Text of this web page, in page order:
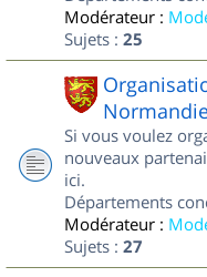
Modérateur :
Sujets : 25
Si vous voulez
nouveaux
ici.
Départements
Modérateur :
Sujets : 27